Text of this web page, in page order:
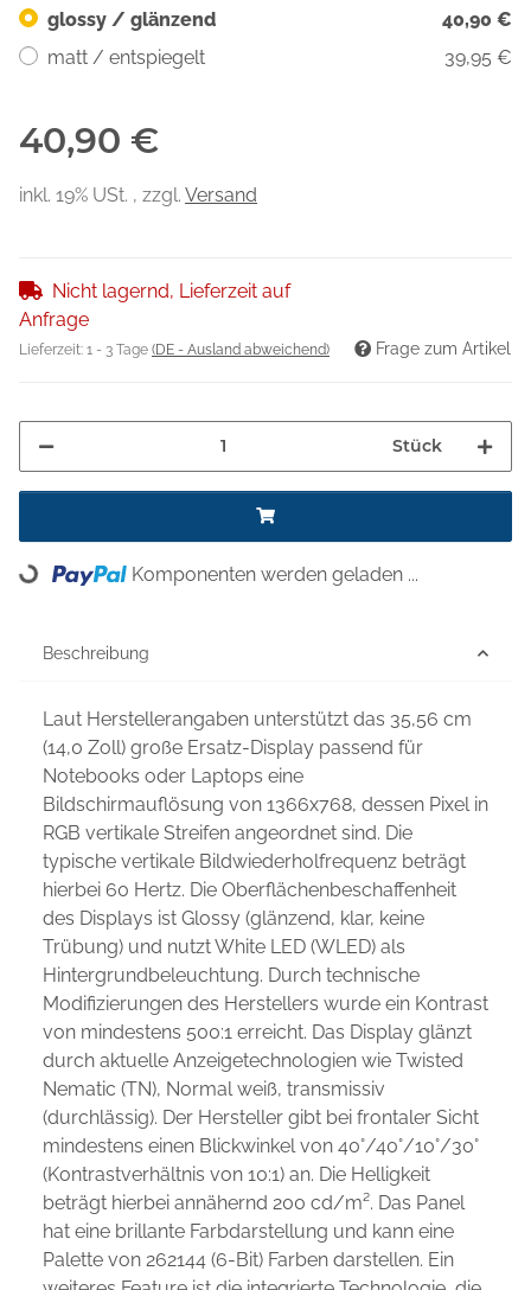
glossy / glänzend
40,90 €
matt / entspiegelt
39,95 €
40,90 €
inkl. 19% USt. , zzgl. Versand
Nicht lagernd, Lieferzeit auf
Anfrage
Lieferzeit: 1 - 3 Tage (DE - Ausland abweichend) Frage zum Artikel
Stück
Loading... Komponenten werden geladen ...
Beschreibung
Laut Herstellerangaben unterstützt das 35,56 cm
(14,0 Zoll) große Ersatz-Display passend für
Notebooks oder Laptops eine
Bildschirmauflösung von 1366x768, dessen Pixel in
RGB vertikale Streifen angeordnet sind. Die
typische vertikale Bildwiederholfrequenz beträgt
hierbei 60 Hertz. Die Oberflächenbeschaffenheit
des Displays ist Glossy (glänzend, klar, keine
Trübung) und nutzt White LED (WLED) als
Hintergrundbeleuchtung. Durch technische
Modifizierungen des Herstellers wurde ein Kontrast
von mindestens 500:1 erreicht. Das Display glänzt
durch aktuelle Anzeigetechnologien wie Twisted
Nematic (TN), Normal weiß, transmissiv
(durchlässig). Der Hersteller gibt bei frontaler Sicht
mindestens einen Blickwinkel von 40°/40°/10°/30°
(Kontrastverhältnis von 10:1) an. Die Helligkeit
beträgt hierbei annähernd 200 cd/m². Das Panel
hat eine brillante Farbdarstellung und kann eine
Palette von 262144 (6-Bit) Farben darstellen. Ein